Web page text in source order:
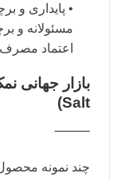
• پایداری و
مسئولانه و
اعتماد
Salt)
⸻
چند نمونه